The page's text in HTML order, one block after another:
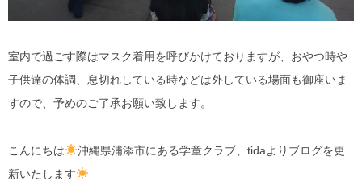
室内で過ごす際はマスク着用を呼びかけておりますが、おやつ時や
子供達の体調、息切れしている時などは外している場面も御座いま
すので、予めのご了承お願い致します。
こんにちは
沖縄県浦添市にある学童クラブ、tidaよりブログを更
新いたします